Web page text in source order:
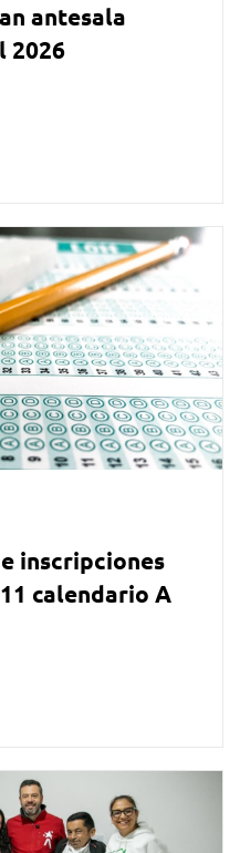
antesala
2026
inscripciones
calendario A